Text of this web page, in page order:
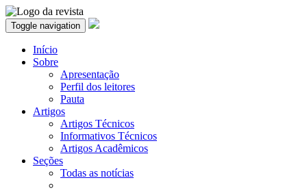
Toggle navigation
Início
Sobre
Apresentação
Perfil dos leitores
Pauta
Artigos
Artigos Técnicos
Informativos Técnicos
Artigos Acadêmicos
Seções
Todas as notícias